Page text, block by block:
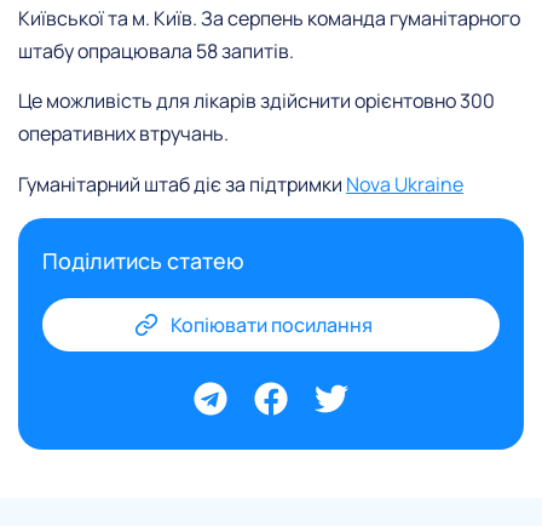
Київської та м. Київ. За серпень команда гуманітарного
штабу опрацювала 58 запитів.
Це можливість для лікарів здійснити орієнтовно 300
оперативних втручань.
Гуманітарний штаб діє за підтримки Nova Ukraine
Поділитись статею
Копіювати посилання